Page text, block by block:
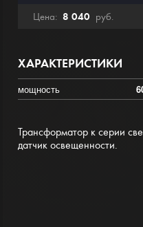
Цена: 8 040 руб.
ХАРАКТЕРИСТИКИ
мощность
Трансформатор к серии
датчик освещенности.